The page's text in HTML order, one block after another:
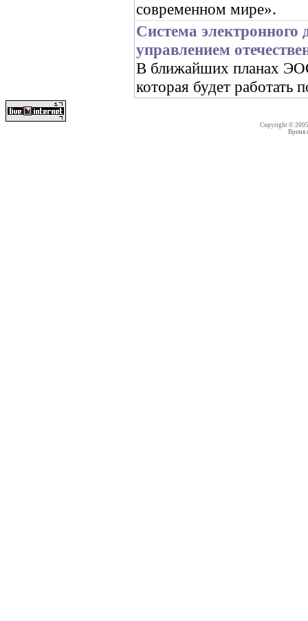
современном мире».
Система
управлением
В ближайших планах
которая будет
Copyright ©
Время